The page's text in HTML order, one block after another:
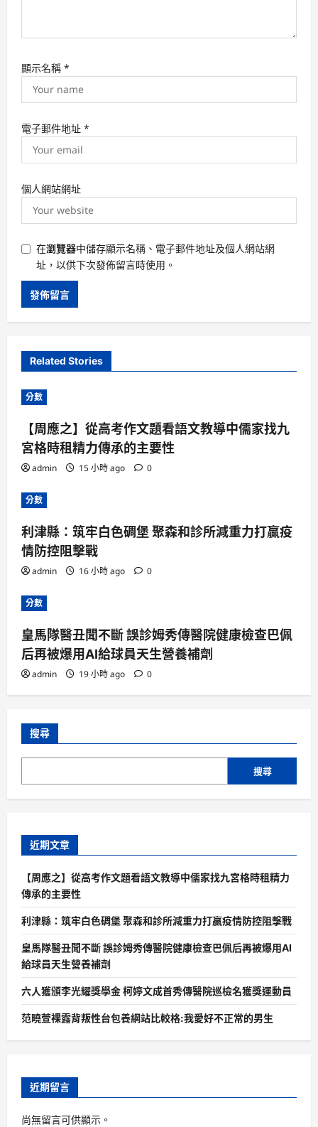
顯示名稱 *
電子郵件地址 *
個人網站網址
在瀏覽器中儲存顯示名稱、電子郵件地址及個人網站網
址，以供下次發佈留言時使用。
Related Stories
分數
【周應之】從高考作文題看語文教導中儒家找九
宮格時租精力傳承的主要性
admin 15 小時 ago 0
分數
利津縣：筑牢白色碉堡 聚森和診所減重力打贏疫
情防控阻擊戰
admin 16 小時 ago 0
分數
皇馬隊醫丑聞不斷 誤診姆秀傳醫院健康檢查巴佩
后再被爆用AI給球員天生營養補劑
admin 19 小時 ago 0
搜尋
搜尋
近期文章
【周應之】從高考作文題看語文教導中儒家找九宮格時租精力
傳承的主要性
利津縣：筑牢白色碉堡 聚森和診所減重力打贏疫情防控阻擊戰
皇馬隊醫丑聞不斷 誤診姆秀傳醫院健康檢查巴佩后再被爆用AI
給球員天生營養補劑
六人獲頒李光耀獎學金 柯婷文成首秀傳醫院巡檢名獲獎運動員
范曉萱裸露背叛性台包養網站比較格:我愛好不正常的男生
近期留言
尚無留言可供顯示。